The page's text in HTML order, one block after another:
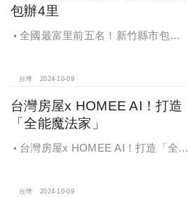
包辦4里
全國最富里前五名！新竹縣市包辦4
台灣 2024-10-09
台灣房屋x HOMEE AI！打造
「全能魔法家」
台灣房屋x HOMEE AI！打造「全能
台灣 2024-10-09